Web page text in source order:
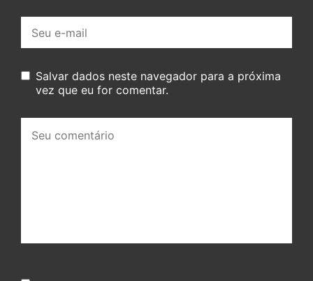
mail:
Salvar dados neste navegador para a próxima
vez que eu for comentar.
comentário: